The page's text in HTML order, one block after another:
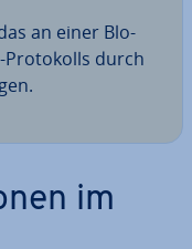
an einer Blo­
Pro­to­kolls durch
im